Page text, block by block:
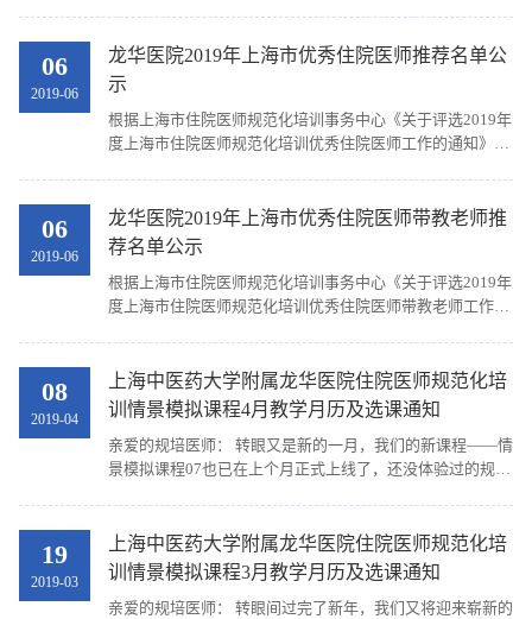
06
2019-06
龙华医院2019年上海市优秀住院医师推荐名单公
示
根据上海市住院医师规范化培训事务中心《关于评选2019年
度上海市住院医师规范化培训优秀住院医师工作的通知》，
06
2019-06
龙华医院2019年上海市优秀住院医师带教老师推
荐名单公示
根据上海市住院医师规范化培训事务中心《关于评选2019年
度上海市住院医师规范化培训优秀住院医师带教老师工作的
08
2019-04
上海中医药大学附属龙华医院住院医师规范化培
训情景模拟课程4月教学月历及选课通知
亲爱的规培医师： 转眼又是新的一月，我们的新课程——情
景模拟课程07也已在上个月正式上线了，还没体验过的规培
19
2019-03
上海中医药大学附属龙华医院住院医师规范化培
训情景模拟课程3月教学月历及选课通知
亲爱的规培医师： 转眼间过完了新年，我们又将迎来崭新的